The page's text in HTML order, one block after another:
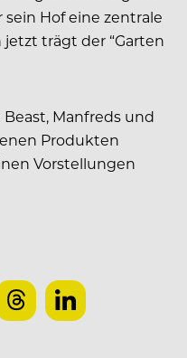
Hof eine zentrale
jetzt trägt der “Garten
Manfreds und
Produkten
Vorstellungen